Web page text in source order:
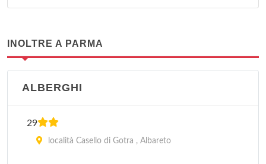
INOLTRE A PARMA
ALBERGHI
29
località Casello di Gotra , Albareto